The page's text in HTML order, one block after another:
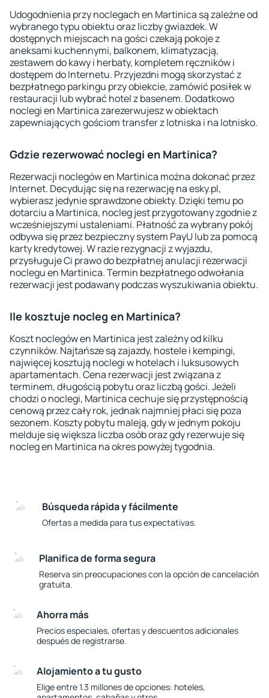
Udogodnienia przy noclegach en Martinica są zależne od
wybranego typu obiektu oraz liczby gwiazdek. W
dostępnych miejscach na gości czekają pokoje z
aneksami kuchennymi, balkonem, klimatyzacją,
zestawem do kawy i herbaty, kompletem ręczników i
dostępem do Internetu. Przyjezdni mogą skorzystać z
bezpłatnego parkingu przy obiekcie, zamówić posiłek w
restauracji lub wybrać hotel z basenem. Dodatkowo
noclegi en Martinica zarezerwujesz w obiektach
zapewniających gościom transfer z lotniska i na lotnisko.
Gdzie rezerwować noclegi en Martinica?
Rezerwacji noclegów en Martinica można dokonać przez
Internet. Decydując się na rezerwację na esky.pl,
wybierasz jedynie sprawdzone obiekty. Dzięki temu po
dotarciu a Martinica, nocleg jest przygotowany zgodnie z
wcześniejszymi ustaleniami. Płatność za wybrany pokój
odbywa się przez bezpieczny system PayU lub za pomocą
karty kredytowej. W razie rezygnacji z wyjazdu,
przysługuje Ci prawo do bezpłatnej anulacji rezerwacji
noclegu en Martinica. Termin bezpłatnego odwołania
rezerwacji jest podawany podczas wyszukiwania obiektu.
Ile kosztuje nocleg en Martinica?
Koszt noclegów en Martinica jest zależny od kilku
czynników. Najtańsze są zajazdy, hostele i kempingi,
najwięcej kosztują noclegi w hotelach i luksusowych
apartamentach. Cena rezerwacji jest związana z
terminem, długością pobytu oraz liczbą gości. Jeżeli
chodzi o noclegi, Martinica cechuje się przystępnością
cenową przez cały rok, jednak najmniej płaci się poza
sezonem. Koszty pobytu maleją, gdy w jednym pokoju
melduje się większa liczba osób oraz gdy rezerwuje się
nocleg en Martinica na okres powyżej tygodnia.
Búsqueda rápida y fácilmente
Ofertas a medida para tus expectativas.
Planifica de forma segura
Reserva sin preocupaciones con la opción de cancelación
gratuita.
Ahorra más
Precios especiales, ofertas y descuentos adicionales
después de registrarse.
Alojamiento a tu gusto
Elige entre 1.3 millones de opciones: hoteles,